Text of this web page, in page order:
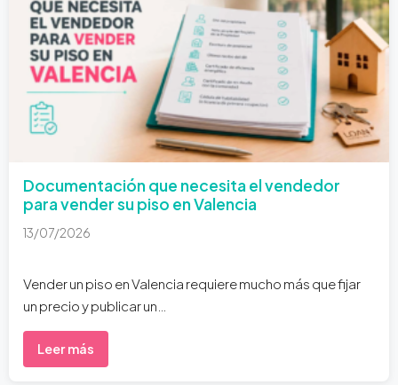
Documentación que necesita el vendedor
para vender su piso en Valencia
13/07/2026
Vender un piso en Valencia requiere mucho más que fijar
un precio y publicar un…
Leer más